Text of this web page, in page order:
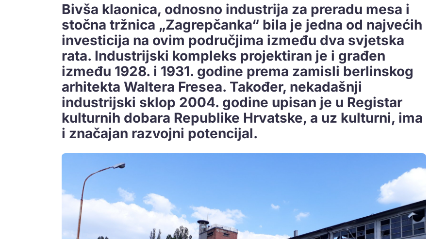
Bivša klaonica, odnosno industrija za preradu mesa i
stočna tržnica „Zagrepčanka“ bila je jedna od najvećih
investicija na ovim područjima između dva svjetska
rata. Industrijski kompleks projektiran je i građen
između 1928. i 1931. godine prema zamisli berlinskog
arhitekta Waltera Fresea. Također, nekadašnji
industrijski sklop 2004. godine upisan je u Registar
kulturnih dobara Republike Hrvatske, a uz kulturni, ima
i značajan razvojni potencijal.